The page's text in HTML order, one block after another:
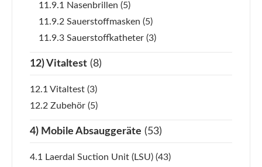
11.9.1 Nasenbrillen (5)
11.9.2 Sauerstoffmasken (5)
11.9.3 Sauerstoffkatheter (3)
12) Vitaltest (8)
12.1 Vitaltest (3)
12.2 Zubehör (5)
4) Mobile Absauggeräte (53)
4.1 Laerdal Suction Unit (LSU) (43)